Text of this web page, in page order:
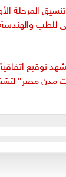
للطب والهندسة
توقيع
مدن مصر”